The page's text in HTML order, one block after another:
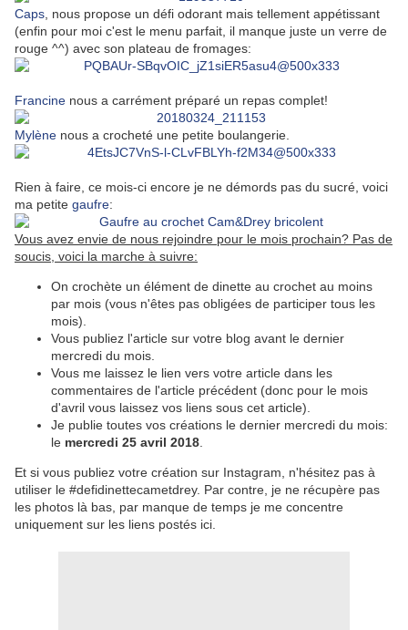
Caps , nous propose un défi odorant mais tellement appétissant
(enfin pour moi c'est le menu parfait, il manque juste un verre de
rouge ^^) avec son plateau de fromages:
Francine nous a carrément préparé un repas complet!
Mylène nous a crocheté une petite boulangerie.
Rien à faire, ce mois-ci encore je ne démords pas du sucré, voici
ma petite gaufre:
Vous avez envie de nous rejoindre pour le mois prochain? Pas de
soucis, voici la marche à suivre:
On crochète un élément de dinette au crochet au moins
par mois (vous n'êtes pas obligées de participer tous les
mois).
Vous publiez l'article sur votre blog avant le dernier
mercredi du mois.
Vous me laissez le lien vers votre article dans les
commentaires de l'article précédent (donc pour le mois
d'avril vous laissez vos liens sous cet article).
Je publie toutes vos créations le dernier mercredi du mois:
le mercredi 25 avril 2018
Et si vous publiez votre création sur Instagram, n'hésitez pas à
utiliser le #defidinettecametdrey. Par contre, je ne récupère pas
les photos là bas, par manque de temps je me concentre
uniquement sur les liens postés ici.